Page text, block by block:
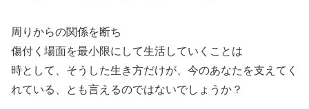
周りからの関係を断ち
傷付く場面を最小限にして生活していくことは
時として、そうした生き方だけが、今のあなたを支えてく
れている、とも言えるのではないでしょうか？